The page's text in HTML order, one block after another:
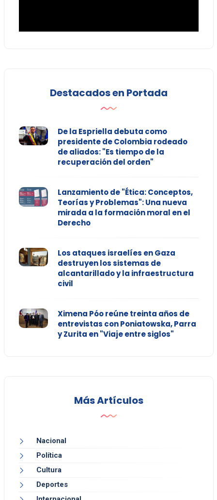
Destacados en Portada
De la Espriella debuta como
presidente de Colombia rodeado
de aliados: "Es tiempo de la
recuperación del orden"
Lanzamiento de "Ética: Conceptos,
Teorías y Problemas": Una nueva
mirada a la formación moral en el
Derecho
Los ataques israelíes en Gaza
destruyen los sistemas de
alcantarillado y la infraestructura
civil
Ximena Póo reúne treinta años de
entrevistas con Poniatowska, Parra
y Zurita en "Viaje entre siglos"
Más Artículos
Nacional
Política
Cultura
Deportes